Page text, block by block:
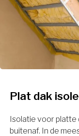
Plat dak
Isolatie voor platte
buitenaf. In de